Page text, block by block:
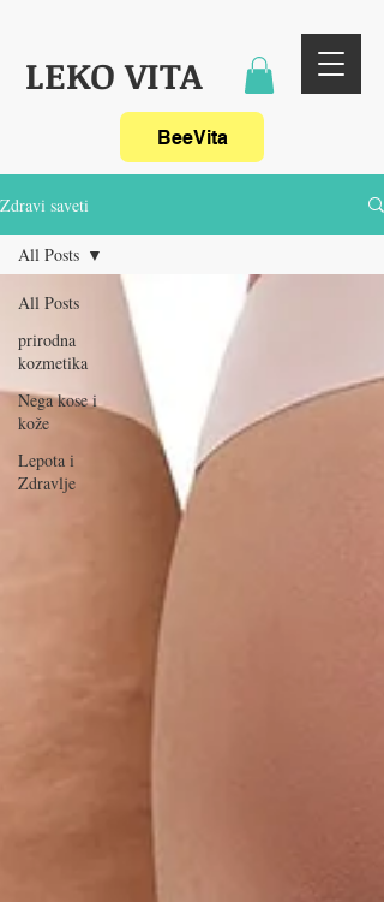
LEKO VITA
BeeVita
Zdravi saveti
All Posts
prirodna
kozmetika
Nega kose i
kože
Lepota i
Zdravlje
All Posts